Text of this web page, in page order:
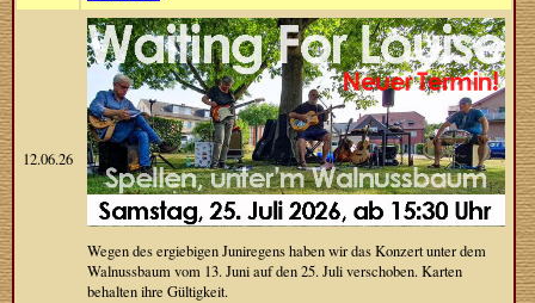
12.06.26
Wegen des ergiebigen Juniregens haben wir das Konzert unter dem
Walnussbaum vom 13. Juni auf den 25. Juli verschoben. Karten
behalten ihre Gültigkeit.